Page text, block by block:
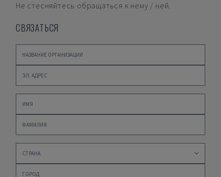
Не стесняйтесь обращаться к нему / ней.
СВЯЗАТЬСЯ